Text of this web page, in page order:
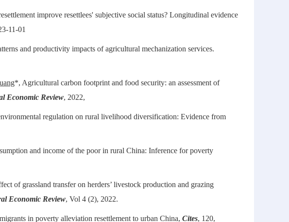
improve resettlees' subjective social status? Longitudinal evidence
11-01
and productivity impacts of agricultural mechanization services.
*, Agricultural carbon footprint and food security: an assessment of
Economic Review, 2022,
regulation on rural livelihood diversification: Evidence from
and income of the poor in rural China: Inference for poverty
of grassland transfer on herders’ livestock production and grazing
Economic Review, Vol 4 (2), 2022.
in poverty alleviation resettlement to urban China, Cites, 120,